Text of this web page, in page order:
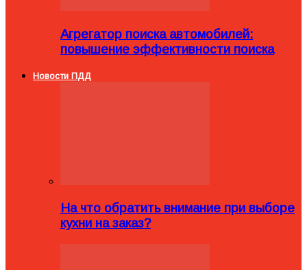
Агрегатор поиска автомобилей:
повышение эффективности поиска
Новости ПДД
На что обратить внимание при выборе
кухни на заказ?